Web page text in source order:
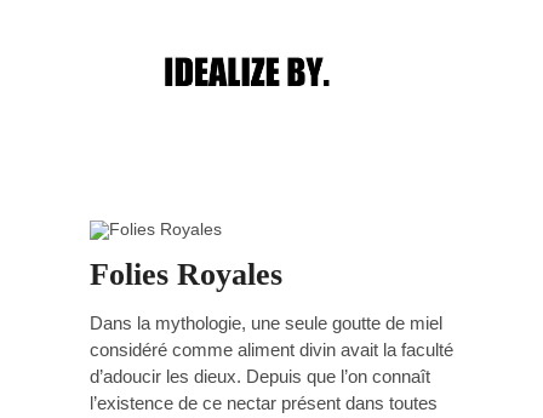
Post navigation
Folies Royales
Dans la mythologie, une seule goutte de miel
considéré comme aliment divin avait la faculté
d’adoucir les dieux. Depuis que l’on connaît
l’existence de ce nectar présent dans toutes